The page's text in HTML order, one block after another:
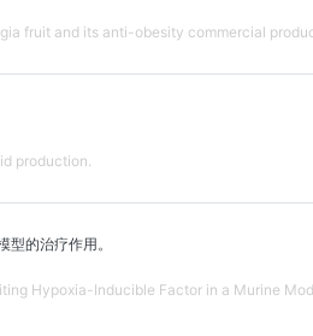
fruit and its anti-obesity commercial
production.
的治疗作用。
Hypoxia-Inducible Factor in a Murine